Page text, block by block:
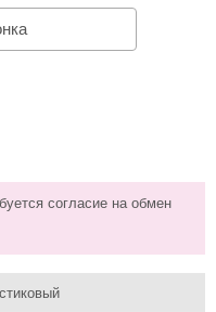
согласие на обмен